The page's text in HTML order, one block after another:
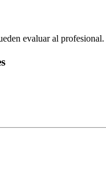
evaluar al profesional.